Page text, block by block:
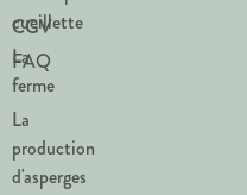
cueillette
La
ferme
La
production
d'asperges
CGV
FAQ